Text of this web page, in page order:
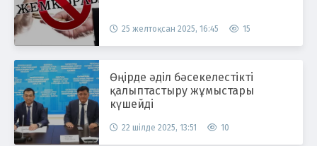
25 желтоқсан 2025, 16:45 15
Өңірде әділ бәсекелестікті
қалыптастыру жұмыстары
күшейді
22 шілде 2025, 13:51 10